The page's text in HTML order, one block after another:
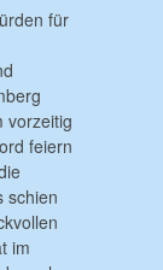
für
vorzeitig
feiern
schien
im